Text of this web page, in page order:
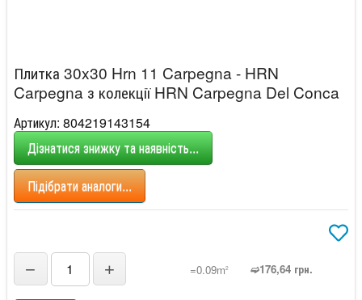
Плитка 30x30 Hrn 11 Carpegna - HRN
Carpegna з колекції HRN Carpegna Del Conca
Артикул: 804219143154
Дізнатися знижку та наявність...
Підібрати аналоги...
− + =0.09m2 ➫176,64 грн.